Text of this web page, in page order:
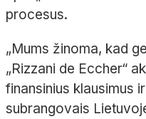
procesus.
„Mums žinoma, kad
„Rizzani de Eccher“
finansinius klausimus
subrangovais